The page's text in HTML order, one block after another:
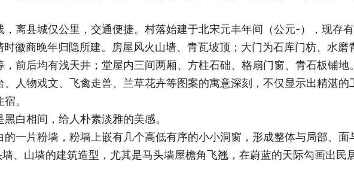
离县城仅公里，交通便捷。村落始建于北宋元丰年间（公元-），现存
时徽商晚年归隐所建。房屋风火山墙、青瓦坡顶；大门为石库门枋、水
前后均有浅天井；堂屋内三间两厢、方柱石础、格扇门窗、青石板铺地
人物戏文、飞禽走兽、兰草花卉等图案的寓意深刻，不仅显示出精湛的
。
白相间，给人朴素淡雅的美感。
一片粉墙，粉墙上嵌有几个高低有序的小小洞窗，形成整体与局部、面
、山墙的建筑造型，尤其是马头墙屋檐角飞翘，在蔚蓝的天际勾画出民